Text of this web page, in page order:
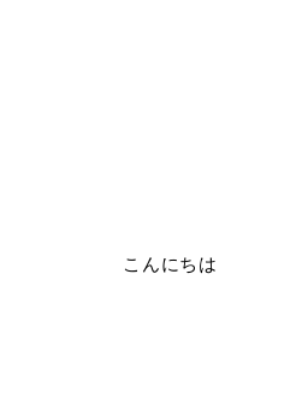
こんにちは